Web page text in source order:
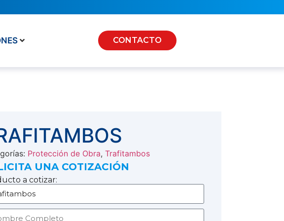
CONTACTO
Protección de Obra, Trafitambos
UNA COTIZACIÓN
a cotizar: